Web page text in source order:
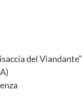
del Viandante”